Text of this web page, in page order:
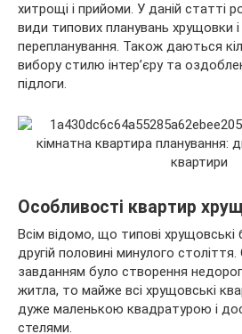
хитрощі і прийоми. У даній статті
види типових планувань хрущовки
перепланування. Також даються
вибору стилю інтер’єру та
підлоги.
Особливості квартир
Всім відомо, що типові хрущовські
другій половині минулого
завданням було створення
житла, то майже всі хрущовські
дуже маленькою квадратурою і
стелями.